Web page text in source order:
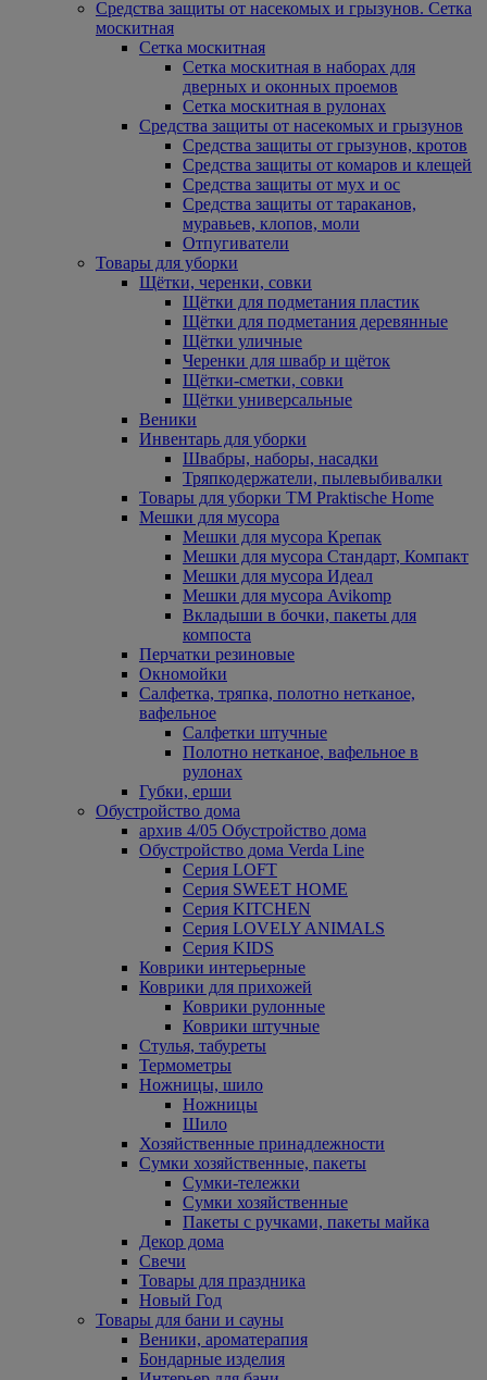
Средства защиты от насекомых и грызунов. Сетка
москитная
Сетка москитная
Сетка москитная в наборах для
дверных и оконных проемов
Сетка москитная в рулонах
Средства защиты от насекомых и грызунов
Средства защиты от грызунов, кротов
Средства защиты от комаров и клещей
Средства защиты от мух и ос
Средства защиты от тараканов,
муравьев, клопов, моли
Отпугиватели
Товары для уборки
Щётки, черенки, совки
Щётки для подметания пластик
Щётки для подметания деревянные
Щётки уличные
Черенки для швабр и щёток
Щётки-сметки, совки
Щётки универсальные
Веники
Инвентарь для уборки
Швабры, наборы, насадки
Тряпкодержатели, пылевыбивалки
Товары для уборки ТМ Praktische Home
Мешки для мусора
Мешки для мусора Крепак
Мешки для мусора Стандарт, Компакт
Мешки для мусора Идеал
Мешки для мусора Avikomp
Вкладыши в бочки, пакеты для
компоста
Перчатки резиновые
Окномойки
Салфетка, тряпка, полотно нетканое,
вафельное
Салфетки штучные
Полотно нетканое, вафельное в
рулонах
Губки, ерши
Обустройство дома
архив 4/05 Обустройство дома
Обустройство дома Verda Line
Серия LOFT
Серия SWEET HOME
Серия KITCHEN
Серия LOVELY ANIMALS
Серия KIDS
Коврики интерьерные
Коврики для прихожей
Коврики рулонные
Коврики штучные
Стулья, табуреты
Термометры
Ножницы, шило
Ножницы
Шило
Хозяйственные принадлежности
Сумки хозяйственные, пакеты
Сумки-тележки
Сумки хозяйственные
Пакеты с ручками, пакеты майка
Декор дома
Свечи
Товары для праздника
Новый Год
Товары для бани и сауны
Веники, ароматерапия
Бондарные изделия